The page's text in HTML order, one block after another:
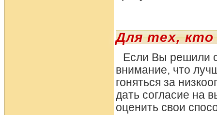
Для тех,
Если Вы решили
внимание, что
гоняться за
дать согласие на
оценить свои